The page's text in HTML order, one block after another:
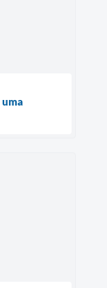
uma